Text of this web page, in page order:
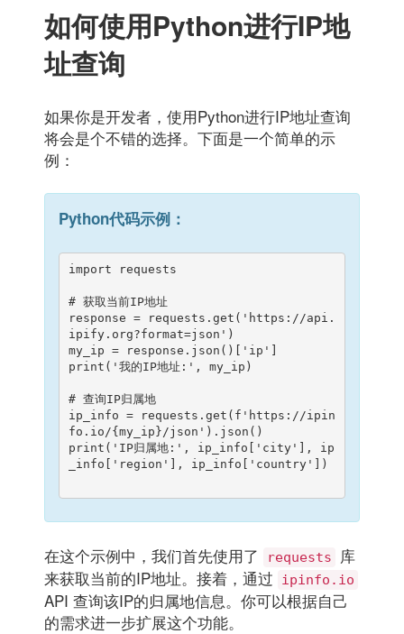
如何使用Python进行IP地
址查询
如果你是开发者，使用Python进行IP地址查询
将会是个不错的选择。下面是一个简单的示
例：
Python代码示例：
import requests
# 获取当前IP地址
response = requests.get('https://api.
ipify.org?format=json')
my_ip = response.json()['ip']
print('我的IP地址:', my_ip)
# 查询IP归属地
ip_info = requests.get(f'https://ipin
fo.io/{my_ip}/json').json()
print('IP归属地:', ip_info['city'], ip
_info['region'], ip_info['country'])
在这个示例中，我们首先使用了 requests
库
来获取当前的IP地址。接着，通过
ipinfo.io
API 查询该IP的归属地信息。你可以根据自己
的需求进一步扩展这个功能。